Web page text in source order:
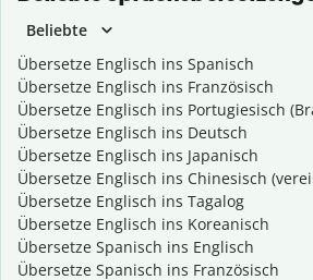
Beliebte
Übersetze Englisch ins Spanisch
Übersetze Englisch ins Französisch
Übersetze Englisch ins Portugiesisch
Übersetze Englisch ins Deutsch
Übersetze Englisch ins Japanisch
Übersetze Englisch ins Chinesisch
Übersetze Englisch ins Tagalog
Übersetze Englisch ins Koreanisch
Übersetze Spanisch ins Englisch
Übersetze Spanisch ins Französisch